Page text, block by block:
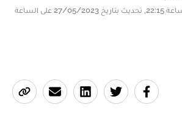
في 27/05/2023 على الساعة 22:15, تحديث بتاريخ 27/05/2023 على الساعة